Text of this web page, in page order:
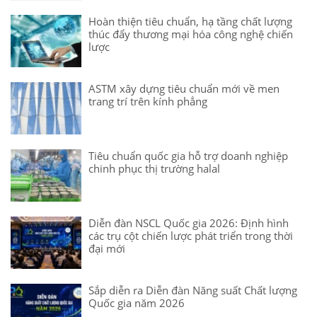
Hoàn thiện tiêu chuẩn, hạ tầng chất lượng
thúc đẩy thương mại hóa công nghệ chiến
lược
ASTM xây dựng tiêu chuẩn mới về men
trang trí trên kính phẳng
Tiêu chuẩn quốc gia hỗ trợ doanh nghiệp
chinh phục thị trường halal
Diễn đàn NSCL Quốc gia 2026: Định hình
các trụ cột chiến lược phát triển trong thời
đại mới
Sắp diễn ra Diễn đàn Năng suất Chất lượng
Quốc gia năm 2026